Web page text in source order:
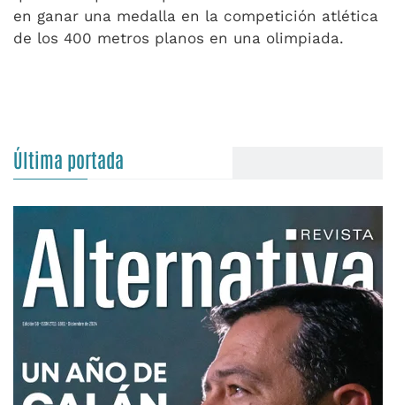
en ganar una medalla en la competición atlética
de los 400 metros planos en una olimpiada.
Última portada